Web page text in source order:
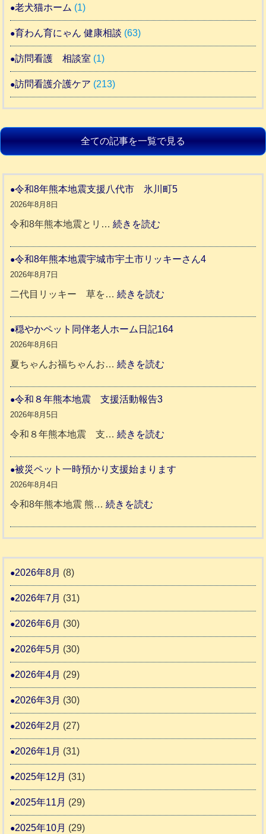
老犬猫ホーム (1)
育わん育にゃん 健康相談 (63)
訪問看護 相談室 (1)
訪問看護介護ケア (213)
全ての記事を一覧で見る
令和8年熊本地震支援八代市 氷川町5
2026年8月8日
令和8年熊本地震とリ…続きを読む
和
年
本
援
市
氷
令和8年熊本地震宇城市宇土市リッキーさん4
2026年8月7日
二代目リッキー 草を…続きを読む
和
城
市
市
ッ
さ
穏やかペット同伴老人ホーム日記164
2026年8月6日
夏ちゃんお福ちゃんお…続きを読む
ト
人
記
4
令和８年熊本地震 支援活動報告3
2026年8月5日
令和８年熊本地震 支…続きを読む
和
被災ペット一時預かり支援始まります
2026年8月4日
令和8年熊本地震 熊…続きを読む
災
ト
預
支
ま
2026年8月 (8)
2026年7月 (31)
2026年6月 (30)
2026年5月 (30)
2026年4月 (29)
2026年3月 (30)
2026年2月 (27)
2026年1月 (31)
2025年12月 (31)
2025年11月 (29)
2025年10月 (29)